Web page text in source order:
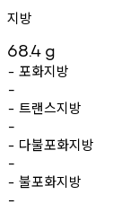
지방
68.4 g
- 포화지방
-
- 트랜스지방
-
- 다불포화지방
-
- 불포화지방
-